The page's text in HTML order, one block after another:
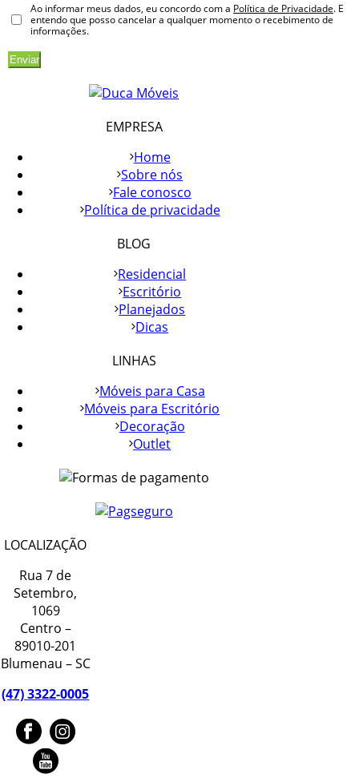
Ao informar meus dados, eu concordo com a Política de Privacidade. E
entendo que posso cancelar a qualquer momento o recebimento de
informações.
EMPRESA
Home
Sobre nós
Fale conosco
Política de privacidade
BLOG
Residencial
Escritório
Planejados
Dicas
LINHAS
Móveis para Casa
Móveis para Escritório
Decoração
Outlet
LOCALIZAÇÃO
Rua 7 de
Setembro,
1069
Centro –
89010-201
Blumenau – SC
(47) 3322-0005